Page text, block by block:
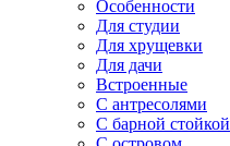
Особенности
Для студии
Для хрущевки
Для дачи
Встроенные
С антресолями
С барной стойкой